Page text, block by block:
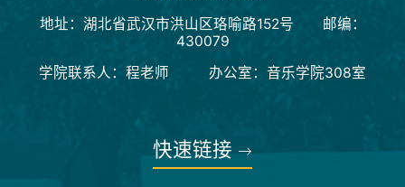
地址：湖北省武汉市洪山区珞喻路152号 邮编：
430079
学院联系人：程老师 办公室：音乐学院308室
快速链接